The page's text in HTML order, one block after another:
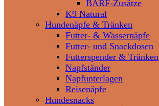
BARF-Zusätze
K9 Natural
Hundenäpfe & Tränken
Futter- & Wassernäpfe
Futter- und Snackdosen
Futterspender & Tränken
Napfständer
Napfunterlagen
Reisenäpfe
Hundesnacks